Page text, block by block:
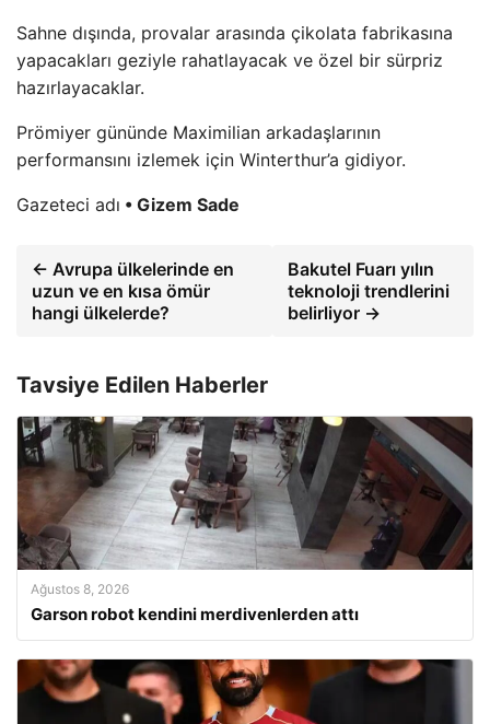
Sahne dışında, provalar arasında çikolata fabrikasına
yapacakları geziyle rahatlayacak ve özel bir sürpriz
hazırlayacaklar.
Prömiyer gününde Maximilian arkadaşlarının
performansını izlemek için Winterthur’a gidiyor.
Gazeteci adı • Gizem Sade
← Avrupa ülkelerinde en
uzun ve en kısa ömür
hangi ülkelerde?
Bakutel Fuarı yılın
teknoloji trendlerini
belirliyor →
Tavsiye Edilen Haberler
Ağustos 8, 2026
Garson robot kendini merdivenlerden attı